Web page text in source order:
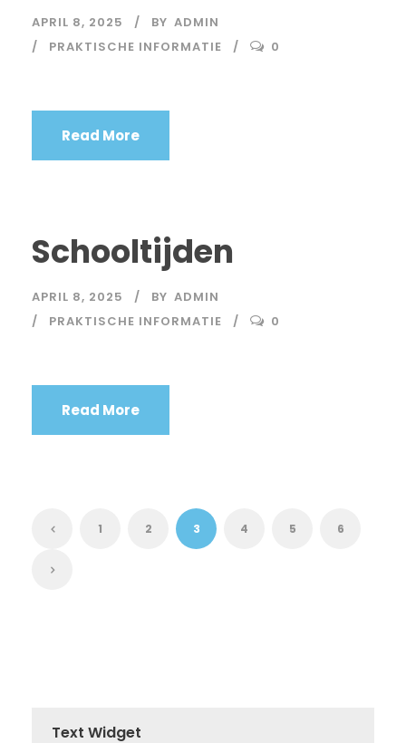
APRIL 8, 2025 BY ADMIN
PRAKTISCHE INFORMATIE
0
Read More
Schooltijden
APRIL 8, 2025 BY ADMIN
PRAKTISCHE INFORMATIE
0
Read More
1 2 3 4 5 6
Text Widget